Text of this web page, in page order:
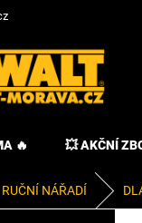
🔥 💥 AKČNÍ
RUČNÍ NÁŘADÍ